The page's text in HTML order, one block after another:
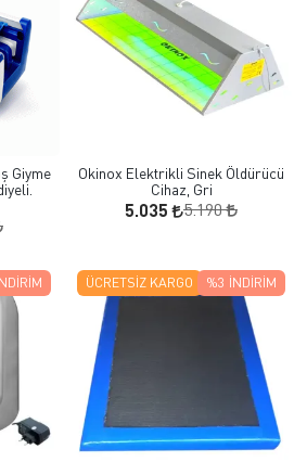
Giyme
Okinox Elektrikli Sinek Öldürücü
Cihaz, Gri
5.035 5.190
ÜCRETSIZ KARGO %3 İNDIRIM